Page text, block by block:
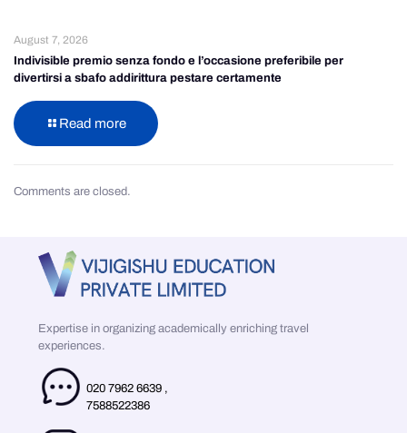
August 7, 2026
Indivisible premio senza fondo e l’occasione preferibile per
divertirsi a sbafo addirittura pestare certamente
Read more
Comments are closed.
Expertise in organizing academically enriching travel
experiences.
020 7962 6639 ,
7588522386